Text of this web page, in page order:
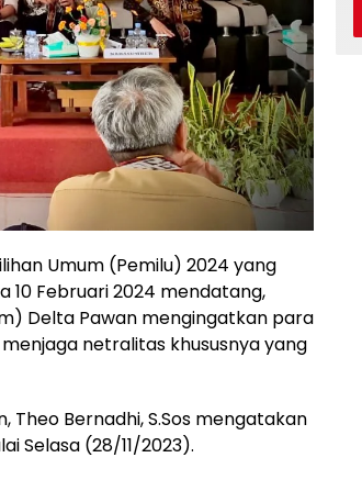
Umum (Pemilu) 2024 yang
10 Februari 2024 mendatang,
Delta Pawan mengingatkan para
netralitas khususnya yang
Theo Bernadhi, S.Sos mengatakan
Selasa (28/11/2023).